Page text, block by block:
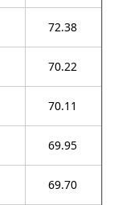
72.38
70.22
70.11
69.95
69.70